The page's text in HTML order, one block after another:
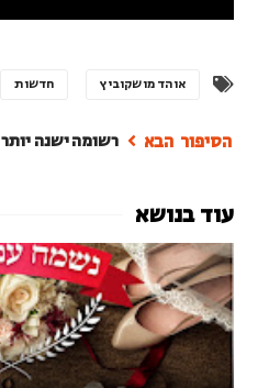
אוהד מושקוביץ חדשות
רשומה ישנה יותר